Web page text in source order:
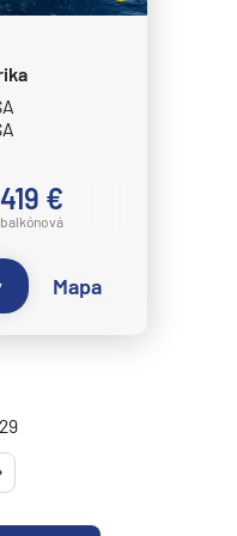
419 €
balkónová
Mapa
Predchádzajúca strana